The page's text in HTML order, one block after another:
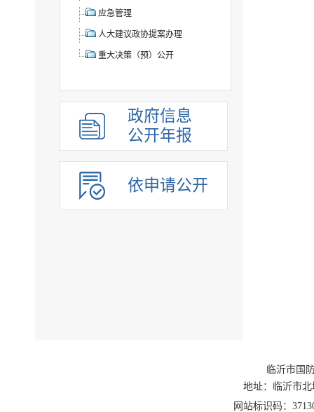
应急管理
人大建议政协提案办理
重大决策（预）公开
政府信息
公开年报
依申请公开
临沂市国
地址：临沂市
网站标识码：